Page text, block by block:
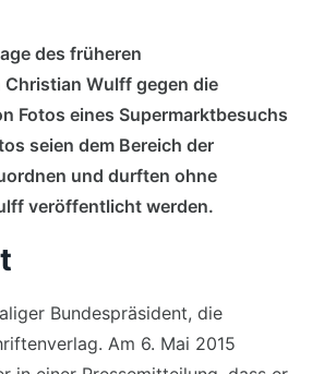
des früheren
Wulff gegen die
Fotos eines Supermarktbesuchs
seien dem Bereich der
und durften ohne
veröffentlicht werden.
Bundespräsident, die
Am 6. Mai 2015